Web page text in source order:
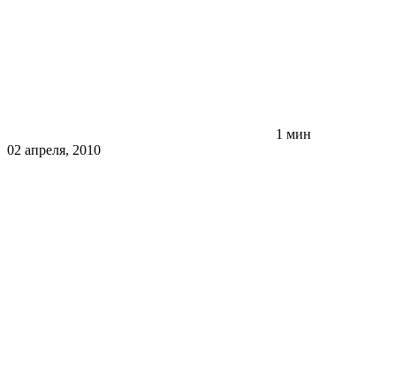
1 мин
02 апреля, 2010